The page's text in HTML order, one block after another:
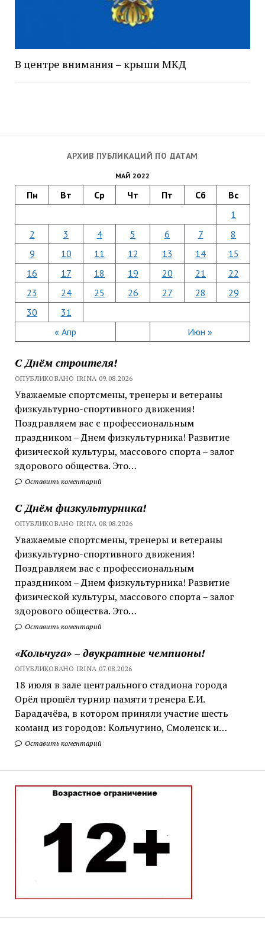
АРХИВ ПУБЛИКАЦИЙ ПО ДАТАМ
МАЙ 2022
Пн Вт Ср Чт Пт Сб Вс
« Апр Июн »
1
2
3 4 5 6 7
8
9
10 11 12 13 14
15
16
17 18 19 20 21
22
23
24 25 26 27 28
29
30
31
С Днём строителя!
ОПУБЛИКОВАНО IRINA 09.08.2026
Уважаемые спортсмены, тренеры и ветераны
физкультурно-спортивного движения!
Поздравляем вас с профессиональным
праздником – Днем физкультурника! Развитие
физической культуры, массового спорта – залог
здорового общества. Это…
Оставить коментарий
С Днём физкультурника!
ОПУБЛИКОВАНО IRINA 08.08.2026
Уважаемые спортсмены, тренеры и ветераны
физкультурно-спортивного движения!
Поздравляем вас с профессиональным
праздником – Днем физкультурника! Развитие
физической культуры, массового спорта – залог
здорового общества. Это…
Оставить коментарий
«Кольчуга» – двукратные чемпионы!
ОПУБЛИКОВАНО IRINA 07.08.2026
18 июля в зале центрального стадиона города
Орёл прошёл турнир памяти тренера Е.И.
Барадачёва, в котором приняли участие шесть
команд из городов: Кольчугино, Смоленск и…
Оставить коментарий
В центре внимания – крыши МКД